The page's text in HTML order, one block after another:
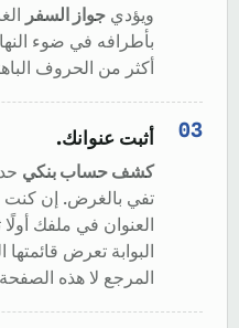
ويؤدي جواز السفر
بأطرافه في ضوء
أكثر من الحروف
أثبت عنوانك.
كشف حساب بنكي
تفي بالغرض. إن
العنوان في ملفك
البوابة تعرض
المرجع لا هذه